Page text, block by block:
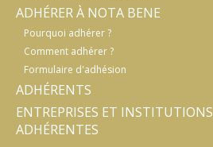
ADHÉRER À NOTA BENE
Pourquoi adhérer ?
Comment adhérer ?
Formulaire d'adhésion
ADHÉRENTS
ENTREPRISES ET INSTITUTIONS
ADHÉRENTES